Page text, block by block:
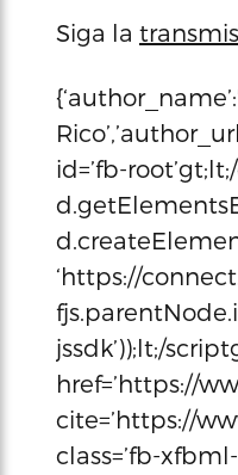
Siga la
id=’fb-
‘https://
jssdk’));lt;/
href=’https://
cite=’https://
class=’fb-